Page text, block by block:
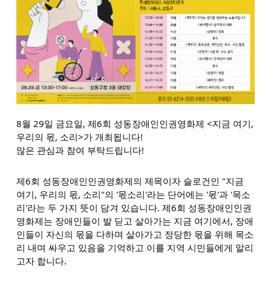
8월 29일 금요일, 제6회 성동장애인인권영화제 <지금 여기,
우리의 몫, 소리>가 개최됩니다!
많은 관심과 참여 부탁드립니다!
제6회 성동장애인인권영화제의 제목이자 슬로건인 "지금
여기, 우리의 몫, 소리"의 '몫소리'라는 단어에는 '몫'과 '목소
리'라는 두 가지 뜻이 담겨 있습니다. 제6회 성동장애인인권
영화제는 장애인들이 발 딛고 살아가는 지금 여기에서, 장애
인들이 자신의 몫을 다하며 살아가고 정당한 몫을 위해 목소
리 내며 싸우고 있음을 기억하고 이를 지역 시민들에게 알리
고자 합니다.